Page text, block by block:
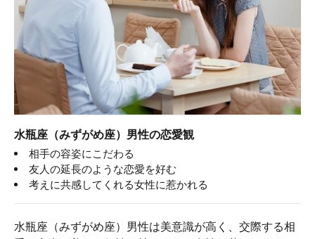
水瓶座（みずがめ座）男性の恋愛観
相手の容姿にこだわる
友人の延長のような恋愛を好む
考えに共感してくれる女性に惹かれる
水瓶座（みずがめ座）男性は美意識が高く、交際する相